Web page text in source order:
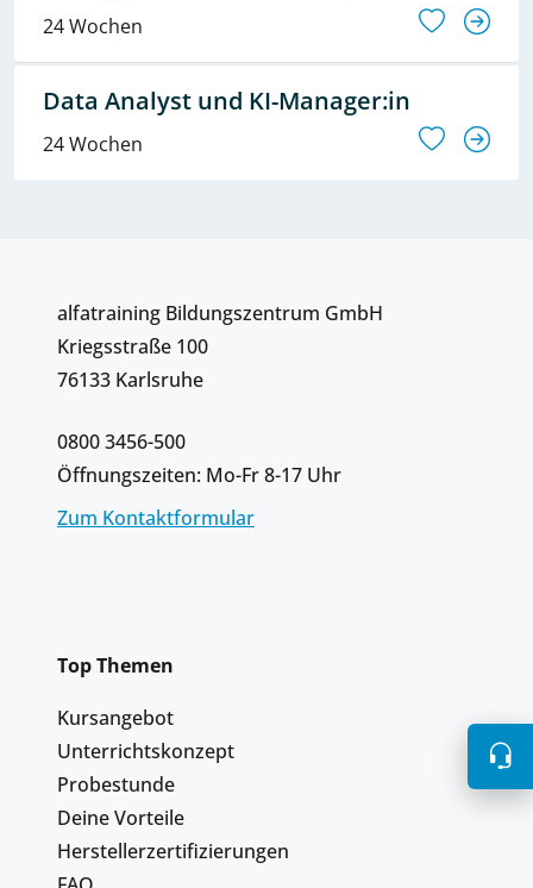
24 Wochen
Data Analyst und KI-Manager:in
24 Wochen
alfatraining Bildungszentrum GmbH
Kriegsstraße 100
76133 Karlsruhe
0800 3456-500
Öffnungszeiten: Mo-Fr 8-17 Uhr
Zum Kontaktformular
Top Themen
Kursangebot
Unterrichtskonzept
Probestunde
Deine Vorteile
Herstellerzertifizierungen